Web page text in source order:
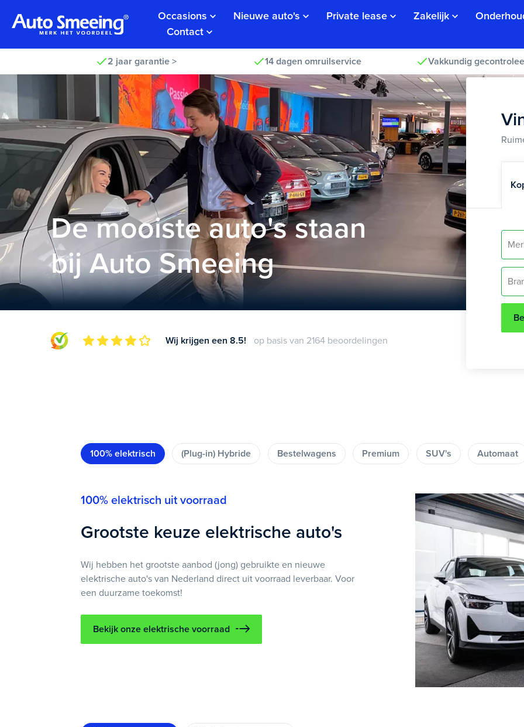
Occasions Nieuwe auto's Private lease Zakelijk
Contact
2 jaar garantie > 14 dagen omruilservice Vakkundig
De mooiste auto's staan
bij Auto Smeeing
Wij krijgen een 8.5!
op basis van 2164 beoordelingen
100% elektrisch (Plug-in) Hybride Bestelwagens Premium SUV's Automaat
100% elektrisch uit voorraad
Grootste keuze elektrische auto's
Wij hebben het grootste aanbod (jong) gebruikte en nieuwe
elektrische auto's van Nederland direct uit voorraad leverbaar. Voor
een duurzame toekomst!
Bekijk onze elektrische voorraad